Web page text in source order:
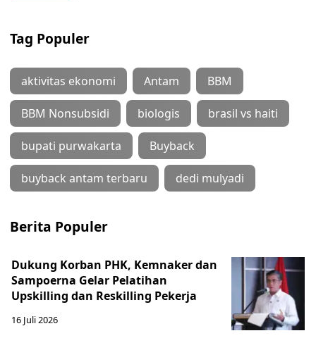
Tag Populer
aktivitas ekonomi Antam BBM
BBM Nonsubsidi biologis brasil vs haiti
bupati purwakarta Buyback
buyback antam terbaru dedi mulyadi
Berita Populer
Dukung Korban PHK, Kemnaker dan
Sampoerna Gelar Pelatihan
Upskilling dan Reskilling Pekerja
16 Juli 2026